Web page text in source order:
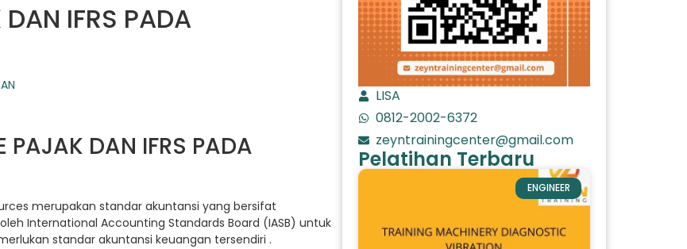
IFRS PADA
PAJAK DAN IFRS PADA
merupakan standar akuntansi yang bersifat
International Accounting Standards Board (IASB) untuk
standar akuntansi keuangan tersendiri .
LISA
0812-2002-6372
zeyntrainingcenter@gmail.com
Pelatihan Terbaru
ENGINEER